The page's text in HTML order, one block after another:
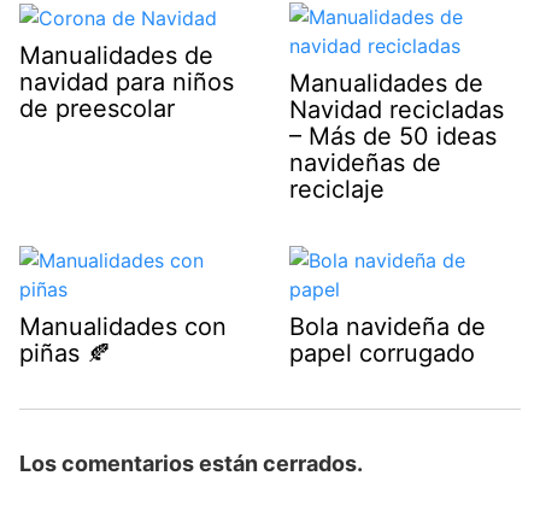
Manualidades de
navidad para niños
de preescolar
Manualidades de
Navidad recicladas
– Más de 50 ideas
navideñas de
reciclaje
Manualidades con
piñas 🍂
Bola navideña de
papel corrugado
Los comentarios están cerrados.